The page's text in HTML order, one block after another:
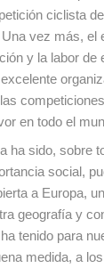
ciclista
vez más, el
y la labor de
en todo el
ha sido, sobre
social,
a Europa,
geografía y
tenido para
medida, a